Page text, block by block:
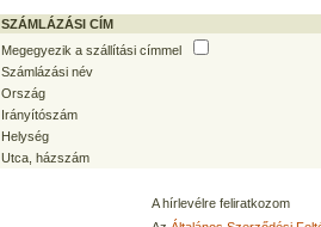
SZÁMLÁZÁSI CÍM
Megegyezik a szállítási címmel
Számlázási név
Ország
Irányítószám
Helység
Utca, házszám
A hírlevélre feliratkozom